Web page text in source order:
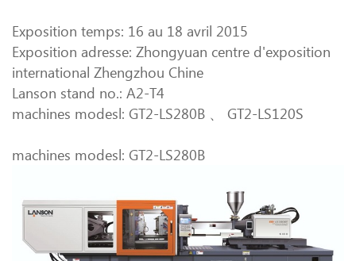
Exposition temps: 16 au 18 avril 2015
Exposition adresse: Zhongyuan centre d'exposition
international Zhengzhou Chine
Lanson stand no.: A2-T4
machines modesl: GT2-LS280B 、 GT2-LS120S
machines modesl: GT2-LS280B